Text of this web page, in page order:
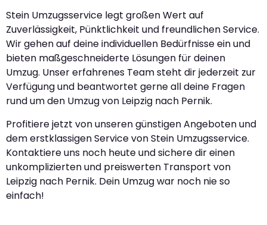
Stein Umzugsservice legt großen Wert auf
Zuverlässigkeit, Pünktlichkeit und freundlichen Service.
Wir gehen auf deine individuellen Bedürfnisse ein und
bieten maßgeschneiderte Lösungen für deinen
Umzug. Unser erfahrenes Team steht dir jederzeit zur
Verfügung und beantwortet gerne all deine Fragen
rund um den Umzug von Leipzig nach Pernik.
Profitiere jetzt von unseren günstigen Angeboten und
dem erstklassigen Service von Stein Umzugsservice.
Kontaktiere uns noch heute und sichere dir einen
unkomplizierten und preiswerten Transport von
Leipzig nach Pernik. Dein Umzug war noch nie so
einfach!